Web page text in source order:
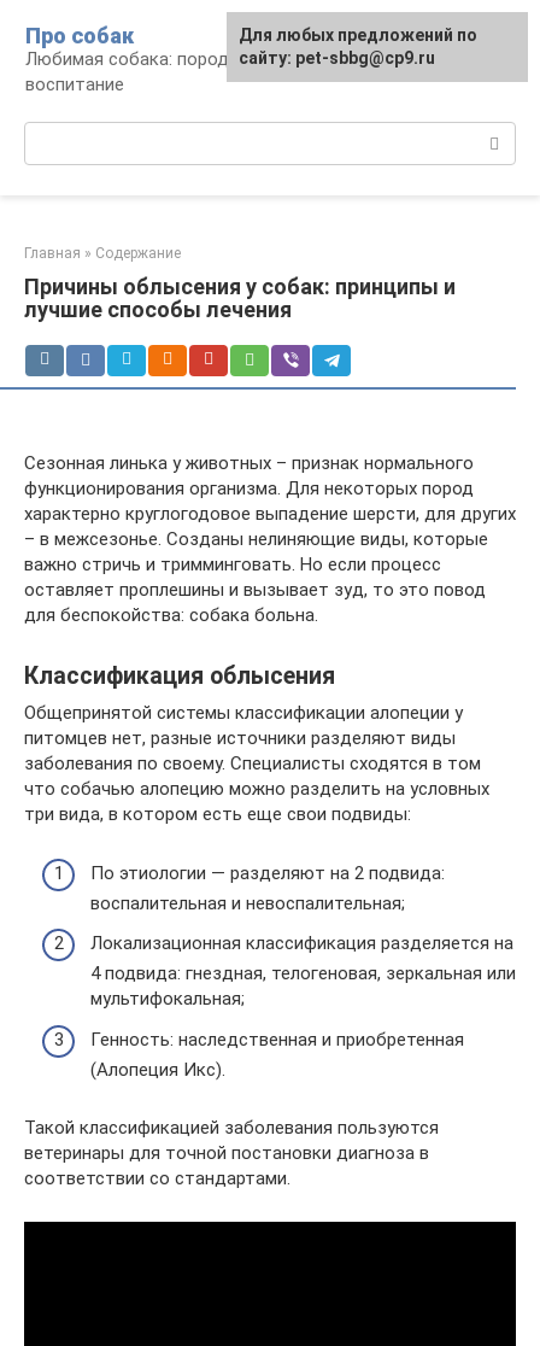
контенту
Про собак
Любимая собака: породы, содержание,
воспитание
Главная » Содержание
Причины облысения у собак: принципы и
лучшие способы лечения
Сезонная линька у животных – признак нормального
функционирования организма. Для некоторых пород
характерно круглогодовое выпадение шерсти, для других
– в межсезонье. Созданы нелиняющие виды, которые
важно стричь и тримминговать. Но если процесс
оставляет проплешины и вызывает зуд, то это повод
для беспокойства: собака больна.
Классификация облысения
Общепринятой системы классификации алопеции у
питомцев нет, разные источники разделяют виды
заболевания по своему. Специалисты сходятся в том
что собачью алопецию можно разделить на условных
три вида, в котором есть еще свои подвиды:
По этиологии — разделяют на 2 подвида:
воспалительная и невоспалительная;
Локализационная классификация разделяется на
4 подвида: гнездная, телогеновая, зеркальная или
мультифокальная;
Генность: наследственная и приобретенная
(Алопеция Икс).
Такой классификацией заболевания пользуются
ветеринары для точной постановки диагноза в
соответствии со стандартами.
Для любых предложений по
сайту: pet-sbbg@cp9.ru